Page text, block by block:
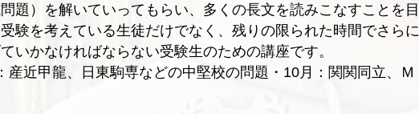
題）を解いていってもらい、多くの長文を読みこなすことを目
験を考えている生徒だけでなく、残りの限られた時間でさらに
いかなければならない受験生のための講座です。
産近甲龍、日東駒専などの中堅校の問題・10月：関関同立、Ｍ